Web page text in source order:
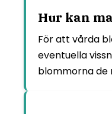
Hur kan
För att vårda
eventuella
blommorna de